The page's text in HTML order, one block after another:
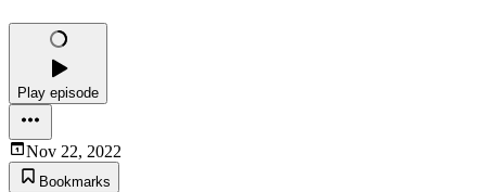
Play episode
Nov 22, 2022
Bookmarks